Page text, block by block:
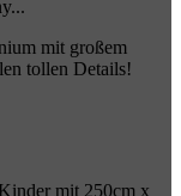
mit großem
tollen Details!
mit 250cm x